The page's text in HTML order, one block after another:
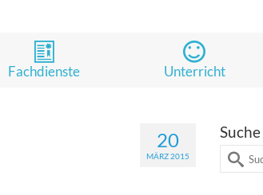
Fachdienste Unterricht
20
MÄRZ 2015
Suche
Suche